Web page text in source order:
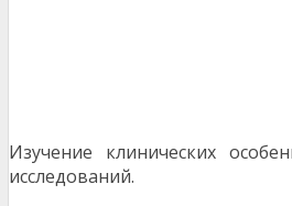
Изучение клинических
исследований.